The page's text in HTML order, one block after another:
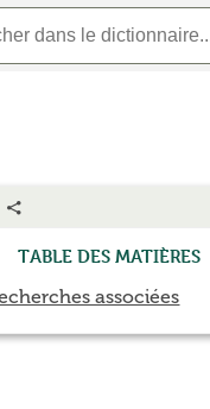
Table des matières
associées